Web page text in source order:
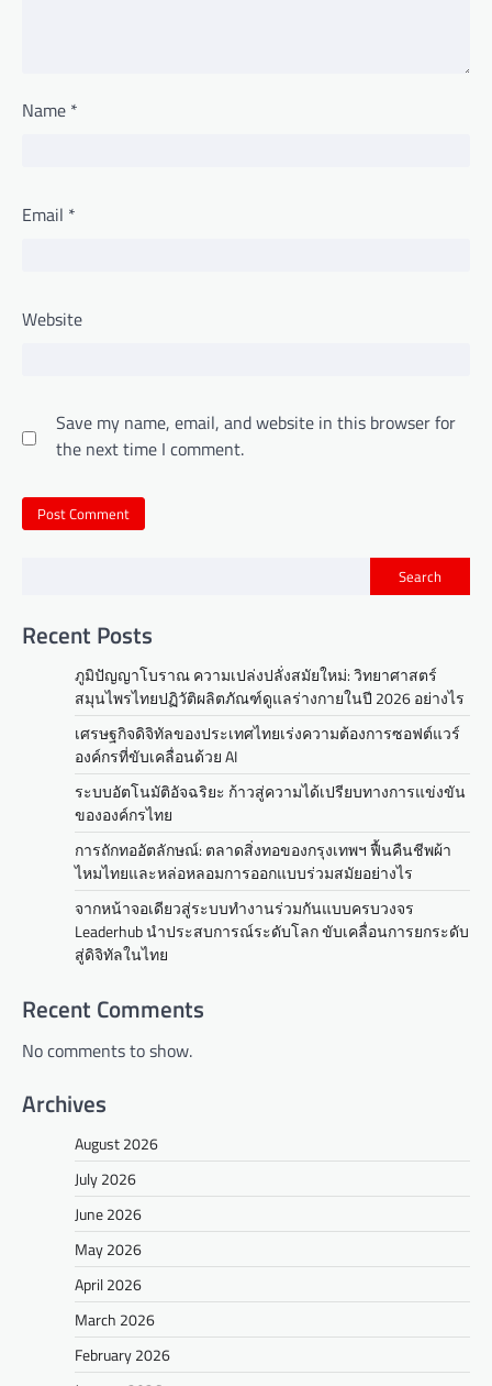
Name *
Email *
Website
Save my name, email, and website in this browser for
the next time I comment.
Search
Recent Posts
ภูมิปัญญาโบราณ ความเปล่งปลั่งสมัยใหม่: วิทยาศาสตร์
สมุนไพรไทยปฏิวัติผลิตภัณฑ์ดูแลร่างกายในปี 2026 อย่างไร
เศรษฐกิจดิจิทัลของประเทศไทยเร่งความต้องการซอฟต์แวร์
องค์กรที่ขับเคลื่อนด้วย AI
ระบบอัตโนมัติอัจฉริยะ ก้าวสู่ความได้เปรียบทางการแข่งขัน
ขององค์กรไทย
การถักทออัตลักษณ์: ตลาดสิ่งทอของกรุงเทพฯ ฟื้นคืนชีพผ้า
ไหมไทยและหล่อหลอมการออกแบบร่วมสมัยอย่างไร
จากหน้าจอเดียวสู่ระบบทำงานร่วมกันแบบครบวงจร
Leaderhub นำประสบการณ์ระดับโลก ขับเคลื่อนการยกระดับ
สู่ดิจิทัลในไทย
Recent Comments
No comments to show.
Archives
August 2026
July 2026
June 2026
May 2026
April 2026
March 2026
February 2026